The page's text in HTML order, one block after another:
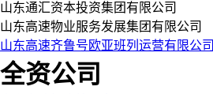
山东通汇资本投资集团有限公司
山东高速物业服务发展集团有限公司
山东高速齐鲁号欧亚班列运营有限公司
全资公司